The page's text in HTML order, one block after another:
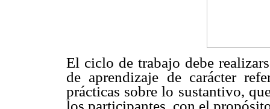
El ciclo de trabajo debe
de aprendizaje de carácter
prácticas sobre lo sustantivo,